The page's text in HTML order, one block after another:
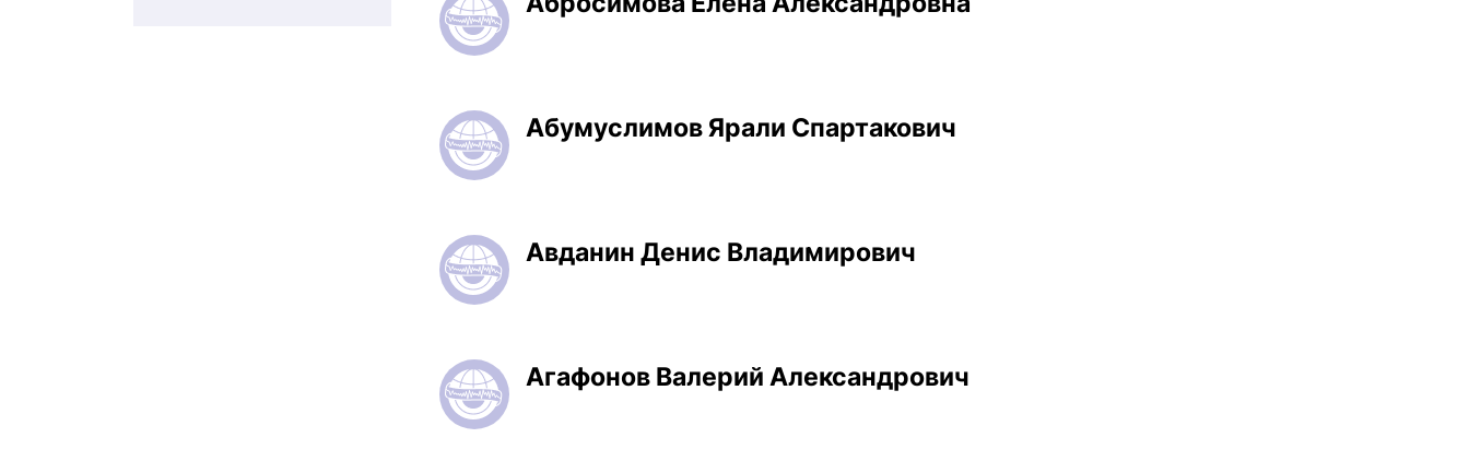
Абумуслимов Ярали Спартакович
Авданин Денис Владимирович
Агафонов Валерий Александрович